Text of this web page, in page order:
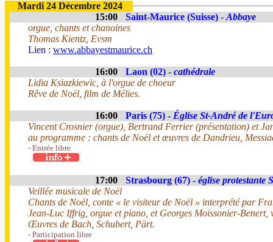
Mardi 24 Décembre 2024
15:00
Saint-Maurice (Suisse) - Abbaye
orgue, chants et chanoines
Thomas Kientz, Evsm
Lien : www.abbayestmaurice.ch
16:00 Laon (02) - cathédrale
Lidia Ksiazkiewic, à l'orgue de choeur
Rêve de Noël, film de Mélies.
16:00 Paris (75) - Église St-André de
Vincent Crosnier (orgue), Bertrand Ferrier (présentation) et
au programme : chants de Noël et œuvres de Dandrieu,
- Entrée libre
17:00 Strasbourg (67) - église protestante
Veillée musicale de Noël
Chants de Noël, conte « le visiteur de Noël » interprété par
Jean-Luc Iffrig, orgue et piano, et Georges Moissonier-Benert,
Œuvres de Bach, Schubert, Pärt.
- Participation libre